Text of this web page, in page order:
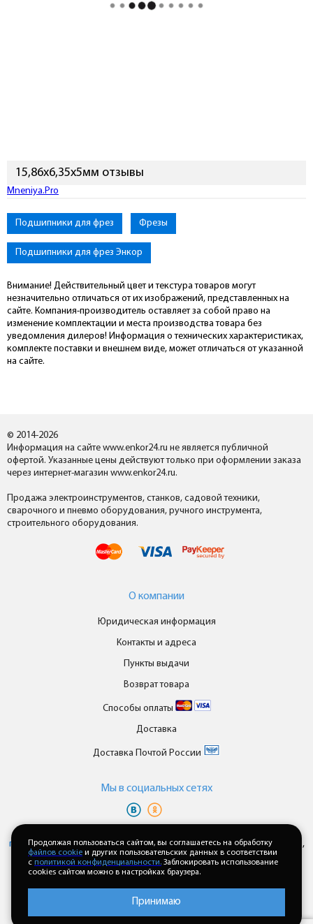
15,86х6,35х5мм отзывы
Mneniya.Pro
Подшипники для фрез Фрезы
Подшипники для фрез Энкор
Внимание! Действительный цвет и текстура товаров могут
незначительно отличаться от их изображений, представленных на
сайте. Компания-производитель оставляет за собой право на
изменение комплектации и места производства товара без
уведомления дилеров! Информация о технических характеристиках,
комплекте поставки и внешнем виде, может отличаться от указанной
на сайте.
© 2014-2026
Информация на сайте www.enkor24.ru не является публичной
офертой. Указанные цены действуют только при оформлении заказа
через интернет-магазин www.enkor24.ru.
Продажа электроинструментов, станков, садовой техники,
сварочного и пневмо оборудования, ручного инструмента,
строительного оборудования.
О компании
Юридическая информация
Контакты и адреса
Пункты выдачи
Возврат товара
Способы оплаты
Доставка
Доставка Почтой России
Мы в cоциальных сетях
персональных данныхипользовательского соглашениякаждый раз,
когда оставляете свои данные в любой форме обратной связи на
сайте enkor24.ru
Продолжая пользоваться сайтом, вы соглашаетесь на обработку
файлов cookie и других пользовательских данных в соответствии
с политикой конфиденциальности. Заблокировать использование
cookies сайтом можно в настройках браузера.
Принимаю